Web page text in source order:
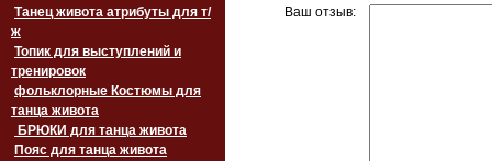
Танец живота атрибуты для т/
ж
Топик для выступлений и
тренировок
фольклорные Костюмы для
танца живота
БРЮКИ для танца живота
Пояс для танца живота
Ваш отзыв: